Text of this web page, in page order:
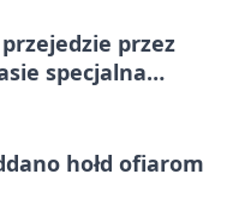
przez
specjalna
hołd ofiarom